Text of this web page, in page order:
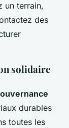
un terrain,
des
solidaire
durables
toutes les